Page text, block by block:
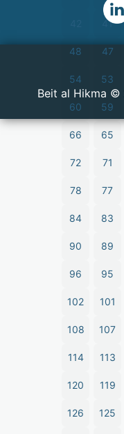
41
47
48
53
54
59
60
65
66
71
72
77
78
83
84
89
90
95
96
101
102
107
108
113
114
119
120
125
126